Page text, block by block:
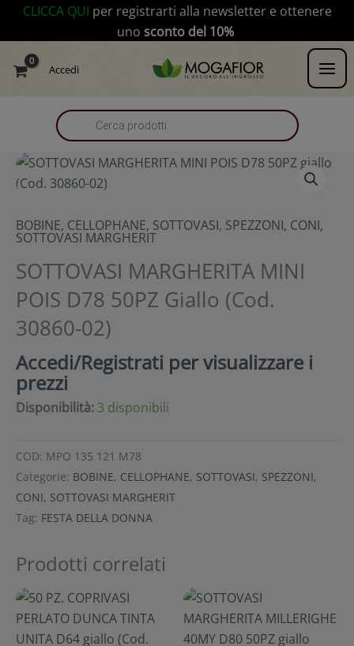
contenuto
CLICCA QUI per registrarti alla newsletter e ottenere
uno sconto del 10%
Accedi
Products
search
BOBINE, CELLOPHANE, SOTTOVASI, SPEZZONI, CONI,
SOTTOVASI MARGHERIT
SOTTOVASI MARGHERITA MINI
POIS D78 50PZ Giallo (Cod.
30860-02)
Accedi/Registrati per visualizzare i
prezzi
Disponibilità: 3 disponibili
COD: MPO 135 121 M78
Categorie: BOBINE, CELLOPHANE, SOTTOVASI, SPEZZONI,
CONI, SOTTOVASI MARGHERIT
Tag: FESTA DELLA DONNA
Prodotti correlati
modal-check